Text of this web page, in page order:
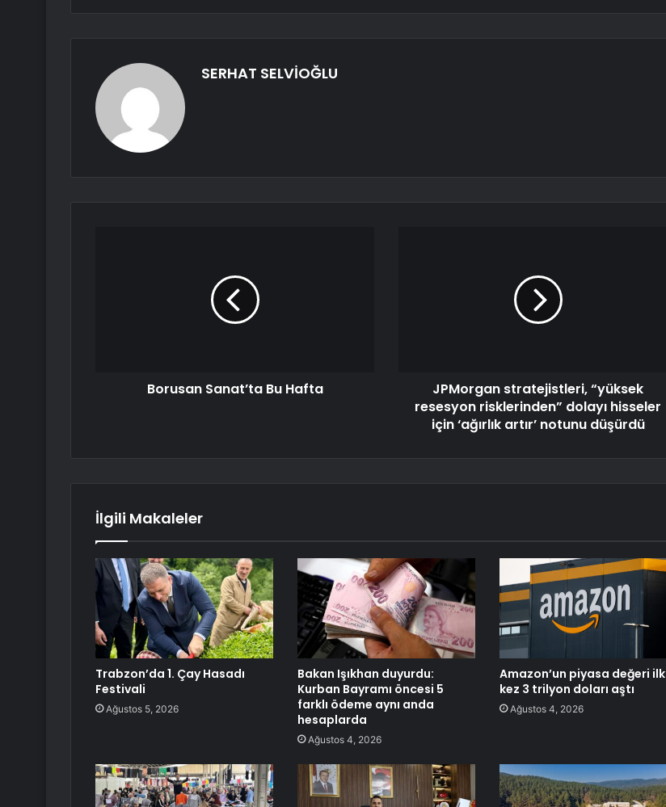
SERHAT SELVİOĞLU
Borusan Sanat’ta Bu Hafta
JPMorgan stratejistleri, “yüksek
resesyon risklerinden” dolayı hisseler
için ‘ağırlık artır’ notunu düşürdü
İlgili Makaleler
Trabzon’da 1. Çay Hasadı
Festivali
Ağustos 5, 2026
Bakan Işıkhan duyurdu:
Kurban Bayramı öncesi 5
farklı ödeme aynı anda
hesaplarda
Ağustos 4, 2026
Amazon’un piyasa değeri ilk
kez 3 trilyon doları aştı
Ağustos 4, 2026